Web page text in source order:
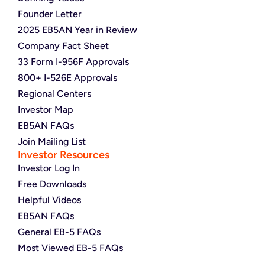
Founder Letter
2025 EB5AN Year in Review
Company Fact Sheet
33 Form I-956F Approvals
800+ I-526E Approvals
Regional Centers
Investor Map
EB5AN FAQs
Join Mailing List
Investor Resources
Investor Log In
Free Downloads
Helpful Videos
EB5AN FAQs
General EB-5 FAQs
Most Viewed EB-5 FAQs